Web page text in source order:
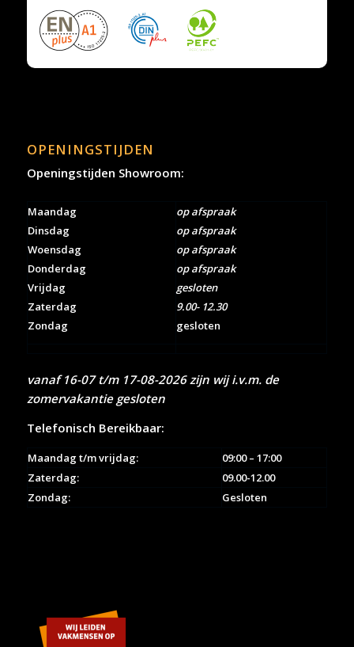
OPENINGSTIJDEN
Openingstijden Showroom:
Maandag
Dinsdag
Woensdag
Donderdag
Vrijdag
Zaterdag
Zondag
op afspraak
op afspraak
op afspraak
op afspraak
gesloten
9.00- 12.30
gesloten
vanaf 16-07 t/m 17-08-2026 zijn wij i.v.m. de
zomervakantie gesloten
Telefonisch Bereikbaar:
Maandag t/m vrijdag:
09:00 – 17:00
Zaterdag:
09.00-12.00
Zondag:
Gesloten